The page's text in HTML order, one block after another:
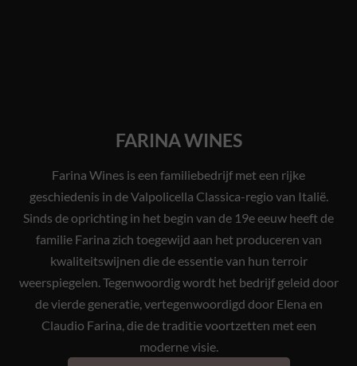
FARINA WINES
Farina Wines is een familiebedrijf met een rijke
geschiedenis in de Valpolicella Classica-regio van Italië.
Sinds de oprichting in het begin van de 19e eeuw heeft de
familie Farina zich toegewijd aan het produceren van
kwaliteitswijnen die de essentie van hun terroir
weerspiegelen. Tegenwoordig wordt het bedrijf geleid door
de vierde generatie, vertegenwoordigd door Elena en
Claudio Farina, die de traditie voortzetten met een
moderne visie.